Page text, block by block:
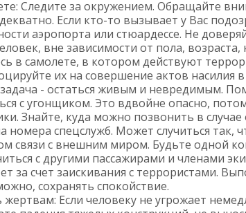
Следите за окружением. Обращайте
Если кто-то вызывает у Вас
аэропорта или стюардессе. Не
вне зависимости от пола,
в самолете, в котором действуют
их на совершение актов
задача - остаться живым и невредимым.
с угонщиком. Это вдвойне опасно,
Знайте, куда можно позвонить в
номера спецслужб. Может случиться
связи с внешним миром. Будьте одной
с другими пассажирами и членами
за счет заискивания с террористами.
сохранять спокойствие.
Если человеку не угрожает